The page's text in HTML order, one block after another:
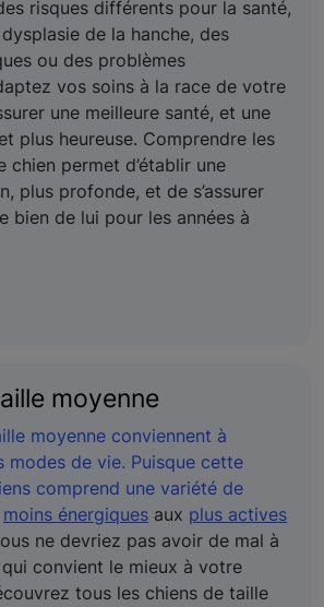
risques différents pour la santé,
de la hanche, des
ou des problèmes
vos soins à la race de votre
une meilleure santé, et une
plus heureuse. Comprendre les
chien permet d’établir une
plus profonde, et de s’assurer
bien de lui pour les années à
moyenne
moyenne conviennent à
modes de vie. Puisque cette
comprend une variété de
moins énergiques aux plus actives
ne devriez pas avoir de mal à
convient le mieux à votre
tous les chiens de taille